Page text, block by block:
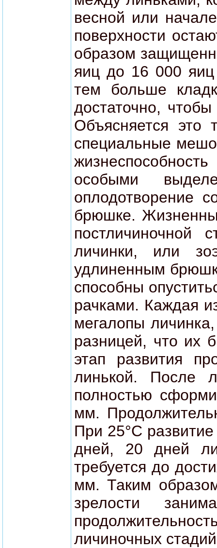
весной или
поверхности
образом
яиц до 16 000 яиц
тем больше
достаточно,
Объясняется это
специальные
особыми
оплодотворение
брюшке.
постличиночной
личинки, или
удлиненным
способны
рачками. Каждая
мегалопы
разницей, что их
этап развития
линькой. После
полностью
мм.
При 25°C
дней, 20 дней
требуется до
мм. Таким
зрелости
личиночных